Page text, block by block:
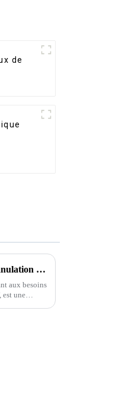
de
Amélioration de la granulation du PET grâce à la ligne de granulation PET de Jiarui
aux besoins
est une